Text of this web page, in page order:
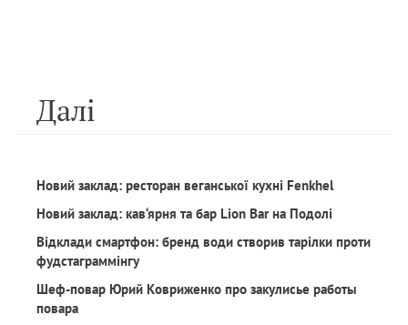
Далi
Новий заклад: ресторан веганської кухні Fenkhel
Новий заклад: кав‘ярня та бар Lion Bar на Подолі
Відклади смартфон: бренд води створив тарілки проти
фудстаграммінгу
Шеф-повар Юрий Ковриженко про закулисье работы
повара